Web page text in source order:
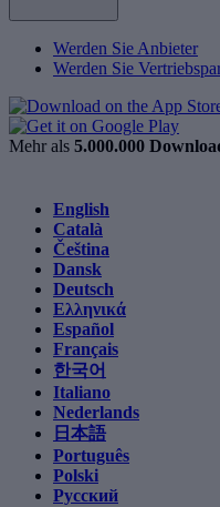
Werden Sie Anbieter
Werden Sie
Mehr als 5.000.000
English
Català
Čeština
Dansk
Deutsch
Ελληνικά
Español
Français
한국어
Italiano
Nederlands
日本語
Português
Polski
Русский